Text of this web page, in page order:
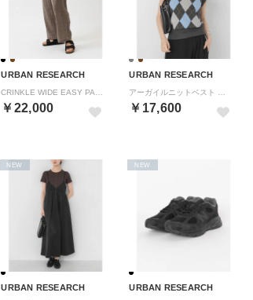
URBAN RESEARCH
￥22,000
URBAN RESEARCH
￥17,600
URBAN RESEARCH
NEW
URBAN RESEARCH
NEW